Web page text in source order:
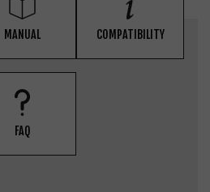
MANUAL COMPATIBILITY
FAQ